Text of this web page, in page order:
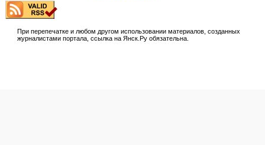
При перепечатке и любом другом использовании материалов, созданных
журналистами портала, ссылка на Янск.Ру обязательна.